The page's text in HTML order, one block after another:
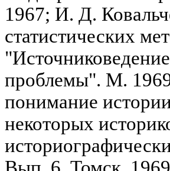
1967; И. Д.
статистических
проблемы". М.
понимание
некоторых